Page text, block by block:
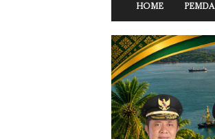
H
A
T
N
E
W
S
HOME PEMDA